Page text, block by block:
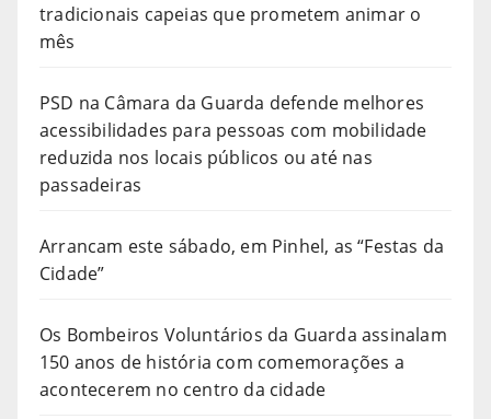
tradicionais capeias que prometem animar o
mês
PSD na Câmara da Guarda defende melhores
acessibilidades para pessoas com mobilidade
reduzida nos locais públicos ou até nas
passadeiras
Arrancam este sábado, em Pinhel, as “Festas da
Cidade”
Os Bombeiros Voluntários da Guarda assinalam
150 anos de história com comemorações a
acontecerem no centro da cidade